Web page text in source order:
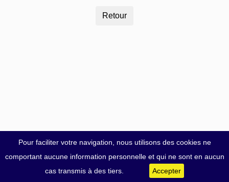
Pour faciliter votre navigation, nous utilisons des cookies ne
comportant aucune information personnelle et qui ne sont en aucun
cas transmis à des tiers.
Accepter